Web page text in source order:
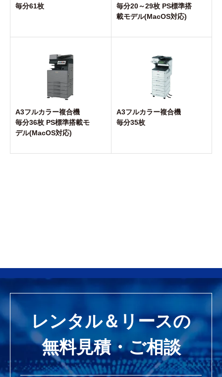
毎分61枚
毎分20～29枚 PS標準搭
載モデル(MacOS対応)
A3フルカラー複合機
毎分36枚 PS標準搭載モ
デル(MacOS対応)
A3フルカラー複合機
毎分35枚
レンタル＆リースの
無料見積・ご相談